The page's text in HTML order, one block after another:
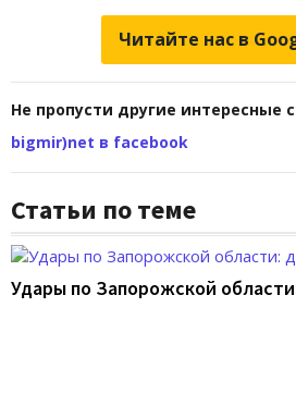
Читайте нас в
Не пропусти другие интересные
bigmir)net в facebook
Статьи по теме
Удары по Запорожской